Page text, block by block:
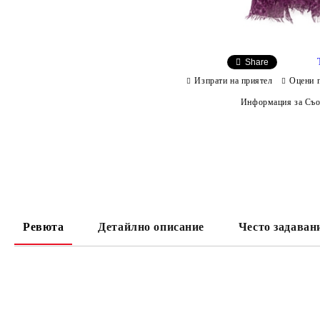
Share
Изпрати на приятел Оцени
Информация за
Ревюта Детайлно описание Често